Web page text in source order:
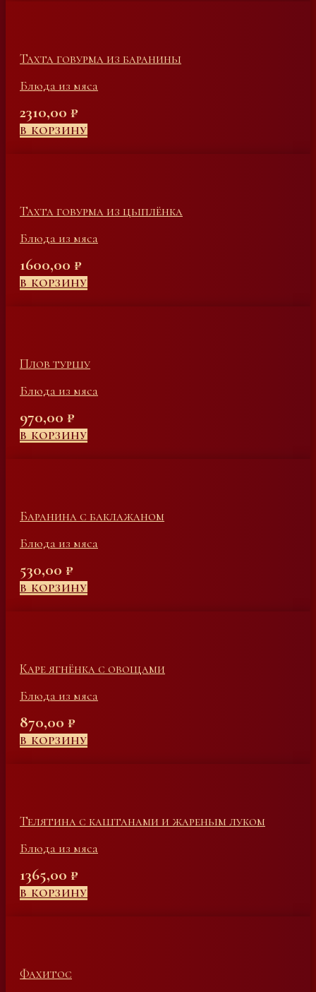
Тахта говурма из баранины
Блюда из мяса
2310,00 ₽
В КОРЗИНУ
Тахта говурма из цыплёнка
Блюда из мяса
1600,00 ₽
В КОРЗИНУ
Плов туршу
Блюда из мяса
970,00 ₽
В КОРЗИНУ
Баранина с баклажаном
Блюда из мяса
530,00 ₽
В КОРЗИНУ
Каре ягнёнка с овощами
Блюда из мяса
870,00 ₽
В КОРЗИНУ
Телятина с каштанами и жареным луком
Блюда из мяса
1365,00 ₽
В КОРЗИНУ
Фахитос